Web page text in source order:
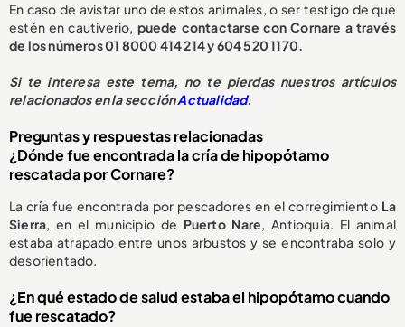
En caso de avistar uno de estos animales, o ser testigo de que
estén en cautiverio, puede contactarse con Cornare a través
de los números 01 8000 414 214 y 604 520 1170.
Si te interesa este tema, no te pierdas nuestros artículos
relacionados en la secciónActualidad.
Preguntas y respuestas relacionadas
¿Dónde fue encontrada la cría de hipopótamo
rescatada por Cornare?
La cría fue encontrada por pescadores en el corregimiento La
Sierra, en el municipio de Puerto Nare, Antioquia. El animal
estaba atrapado entre unos arbustos y se encontraba solo y
desorientado.
¿En qué estado de salud estaba el hipopótamo cuando
fue rescatado?